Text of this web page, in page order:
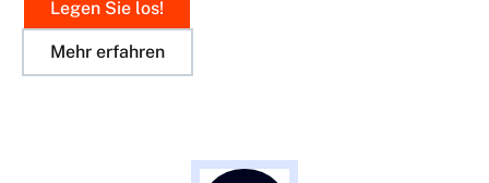
Legen Sie los!
Mehr erfahren